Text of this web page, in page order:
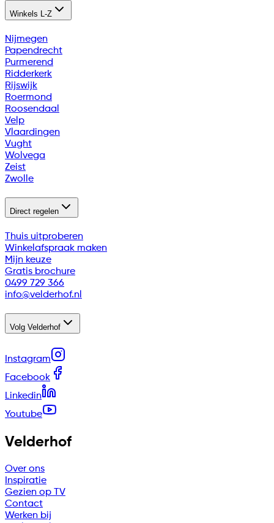
Winkels L-Z
Nijmegen
Papendrecht
Purmerend
Ridderkerk
Rijswijk
Roermond
Roosendaal
Velp
Vlaardingen
Vught
Wolvega
Zeist
Zwolle
Direct regelen
Thuis uitproberen
Winkelafspraak maken
Mijn keuze
Gratis brochure
0499 729 366
info@velderhof.nl
Volg Velderhof
Instagram
Facebook
Linkedin
Youtube
Velderhof
Over ons
Inspiratie
Gezien op TV
Contact
Werken bij